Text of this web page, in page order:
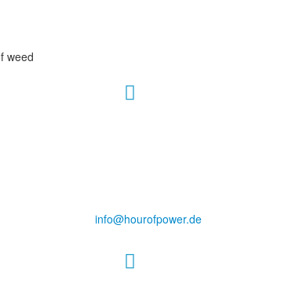
weed
info@hourofpower.de